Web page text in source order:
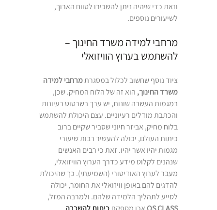
וזאת כדי שיהיה ניתן להשכירו לטווח הארוך,
לשיעורים נוספים.
מרחבי למידה משרד החינוך –
להשתמש בערוץ הוויזואלי
ציוד נוסף שחשוב לכלול במסגרת מרחבי למידה
משרד החינוך, הוא זה של הלוח המחיק. שכן,
במגמות העשרה שונות, יש ערך בשרטוט רעיונות
והכתבת מודלים רעיוניים. עצם היכולת להשתמש
בלוח מחיק, אביזר חיוני שסביר שקיים ברוב
כיתות העולם, יכולה להעשיר רבות שיעורי
מגמות יהיו אשר יהיו. זאת כי רבים האנשים
שנהנים לקלוט מידע כדרך הערוץ הוויזואלי,
מעבר לערוץ האודיטורי (השמיעתי). כך שהיכולת
להדגים להם באופן וויזואלי את החומר, יכולה
לסייע לתהליך הלמידה שלהם. ולמרבה המזל,
OS CLASS אכן מספקת כיתות להשכרה